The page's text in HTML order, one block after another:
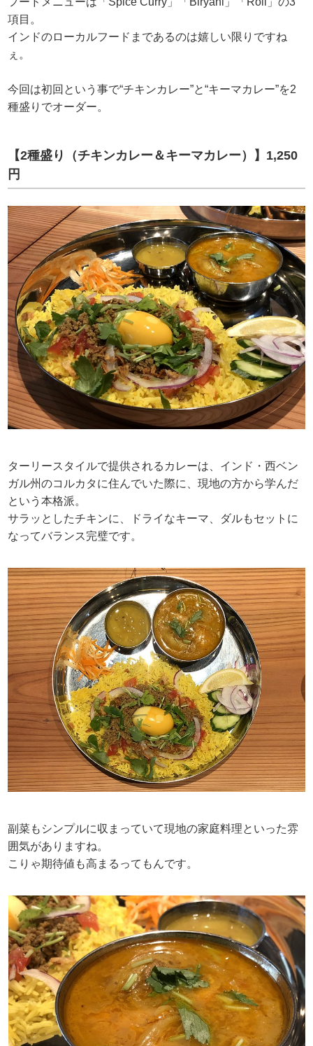
項目。
インドのローカルフードまであるのは嬉しい限りですね
ぇ。
今回は初回という事で“チキンカレー”と“キーマカレー”を2
種盛りでオーダー。
【2種盛り（チキンカレー＆キーマカレー）】1,250
円
ターリースタイルで提供されるカレーは、インド・西ベン
ガル州のコルカタに住んでいた際に、現地の方から学んだ
という本格派。
サラッとしたチキンに、ドライなキーマ、ダルもセットに
なってバランス完璧です。
副菜もシンプルに収まっていて現地の家庭料理といった雰
囲気がありますね。
こりゃ期待値も高まるってもんです。